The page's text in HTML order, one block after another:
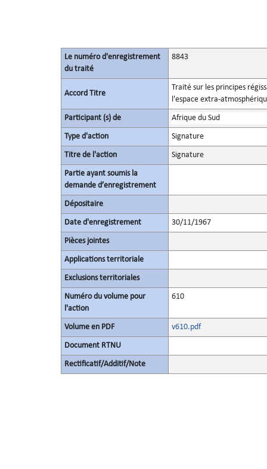
Le numéro d'enregistrement
du traité
8843
Accord Titre
Traité sur les principes
l'espace extra-
Participant (s) de Afrique du Sud
Type d'action Signature
Titre de l'action Signature
Partie ayant soumis la
demande d’enregistrement
Dépositaire
Date d'enregistrement 30/11/1967
Pièces jointes
Applications territoriale
Exclusions territoriales
Numéro du volume pour
l'action
610
Volume en PDF v610.pdf
Document RTNU
Rectificatif/Additif/Note